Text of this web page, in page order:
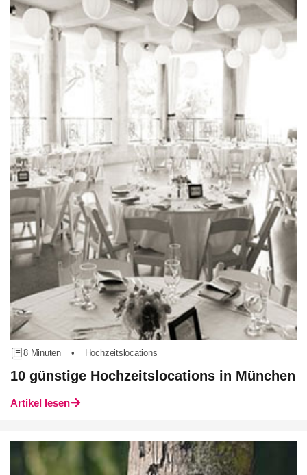
8 Minuten • Hochzeitslocations
10 günstige Hochzeitslocations in München
Artikel lesen